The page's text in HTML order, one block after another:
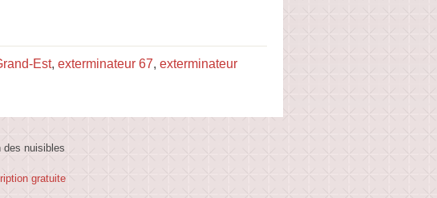
Est, exterminateur 67, exterminateur
des nuisibles
gratuite